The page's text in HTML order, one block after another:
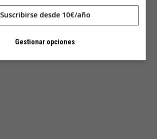
Suscribirse desde 10€/año
Gestionar opciones